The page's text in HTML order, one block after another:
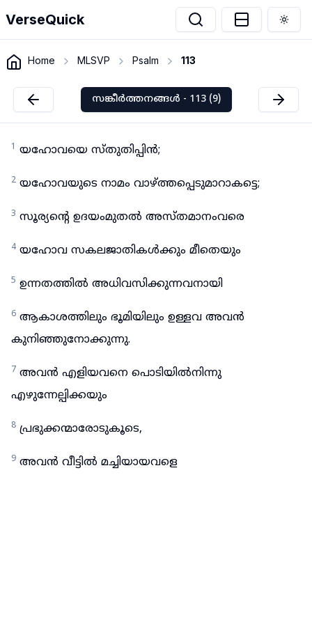
VerseQuick
Home MLSVP Psalm 113
സങ്കീർത്തനങ്ങൾ - 113 (9)
1 യഹോവയെ സ്തുതിപ്പിൻ;
2 യഹോവയുടെ നാമം വാഴ്ത്തപ്പെടുമാറാകട്ടെ;
3 സൂര്യന്റെ ഉദയംമുതൽ അസ്തമാനംവരെ
4 യഹോവ സകലജാതികൾക്കും മീതെയും
5 ഉന്നതത്തിൽ അധിവസിക്കുന്നവനായി
6 ആകാശത്തിലും ഭൂമിയിലും ഉള്ളവ അവൻ
കുനിഞ്ഞുനോക്കുന്നു.
7 അവൻ എളിയവനെ പൊടിയിൽനിന്നു
എഴുന്നേല്പിക്കയും
8 പ്രഭുക്കന്മാരോടുകൂടെ,
9 അവൻ വീട്ടിൽ മച്ചിയായവളെ